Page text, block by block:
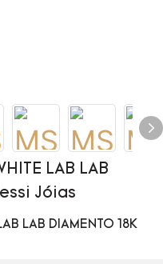
LAB LAB
Jóias
LAB DIAMENTO 18K